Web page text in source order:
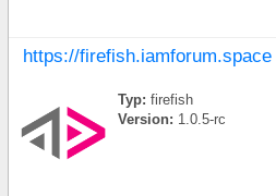
https://firefish.iamforum.space
Typ: firefish
Version: 1.0.5-rc